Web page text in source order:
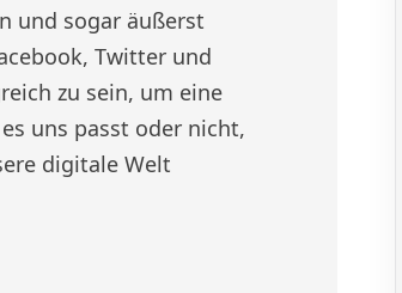
und sogar äußerst
Twitter und
zu sein, um eine
uns passt oder nicht,
digitale Welt